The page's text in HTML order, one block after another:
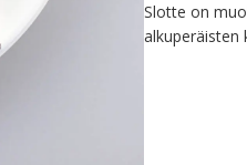
Slotte on
alkuperäisten